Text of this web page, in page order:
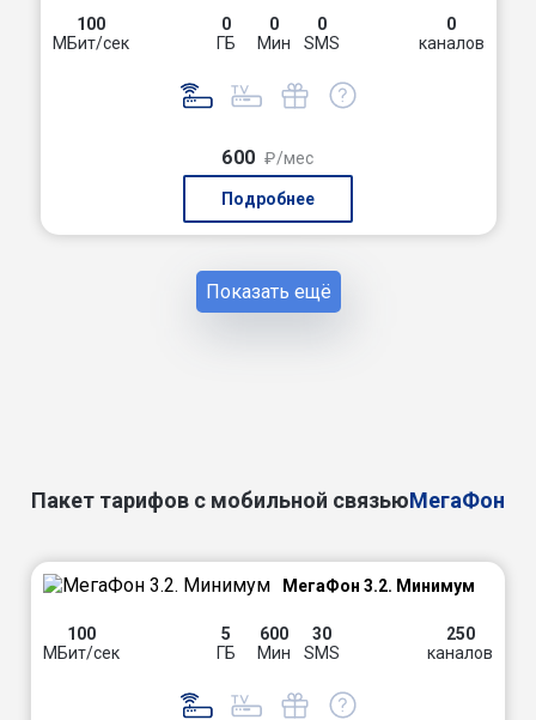
100
МБит/сек
0
ГБ
0
Мин
0
SMS
0
каналов
600 ₽/мес
Подробнее
Показать ещё
Пакет тарифов с мобильной связьюМегаФон
МегаФон 3.2. Минимум
100
МБит/сек
5
ГБ
600
Мин
30
SMS
250
каналов